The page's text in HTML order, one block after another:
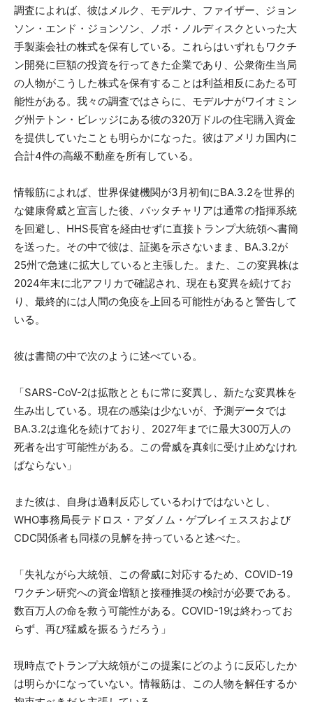
調査によれば、彼はメルク、モデルナ、ファイザー、ジョン
ソン・エンド・ジョンソン、ノボ・ノルディスクといった大
手製薬会社の株式を保有している。これらはいずれもワクチ
ン開発に巨額の投資を行ってきた企業であり、公衆衛生当局
の人物がこうした株式を保有することは利益相反にあたる可
能性がある。我々の調査ではさらに、モデルナがワイオミン
グ州テトン・ビレッジにある彼の320万ドルの住宅購入資金
を提供していたことも明らかになった。彼はアメリカ国内に
合計4件の高級不動産を所有している。
情報筋によれば、世界保健機関が3月初旬にBA.3.2を世界的
な健康脅威と宣言した後、バッタチャリアは通常の指揮系統
を回避し、HHS長官を経由せずに直接トランプ大統領へ書簡
を送った。その中で彼は、証拠を示さないまま、BA.3.2が
25州で急速に拡大していると主張した。また、この変異株は
2024年末に北アフリカで確認され、現在も変異を続けてお
り、最終的には人間の免疫を上回る可能性があると警告して
いる。
彼は書簡の中で次のように述べている。
「SARS-CoV-2は拡散とともに常に変異し、新たな変異株を
生み出している。現在の感染は少ないが、予測データでは
BA.3.2は進化を続けており、2027年までに最大300万人の
死者を出す可能性がある。この脅威を真剣に受け止めなけれ
ばならない」
また彼は、自身は過剰反応しているわけではないとし、
WHO事務局長テドロス・アダノム・ゲブレイェススおよび
CDC関係者も同様の見解を持っていると述べた。
「失礼ながら大統領、この脅威に対応するため、COVID-19
ワクチン研究への資金増額と接種推奨の検討が必要である。
数百万人の命を救う可能性がある。COVID-19は終わってお
らず、再び猛威を振るうだろう」
現時点でトランプ大統領がこの提案にどのように反応したか
は明らかになっていない。情報筋は、この人物を解任するか